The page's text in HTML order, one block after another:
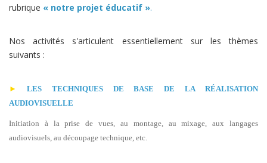
rubrique « notre projet éducatif ».
Nos activités s'articulent essentiellement sur les thèmes
suivants :
► LES TECHNIQUES DE BASE DE LA RÉALISATION
AUDIOVISUELLE
Initiation à la prise de vues, au montage, au mixage, aux langages
audiovisuels, au découpage technique, etc.